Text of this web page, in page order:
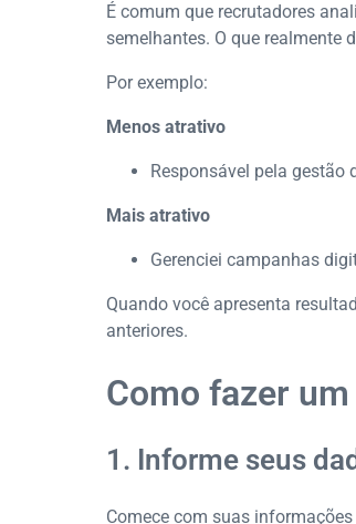
É comum que recrutadores
semelhantes. O que realmente
Por exemplo:
Menos atrativo
Responsável pela gestão
Mais atrativo
Gerenciei campanhas
Quando você apresenta
anteriores.
Como fazer
1. Informe seus
Comece com suas